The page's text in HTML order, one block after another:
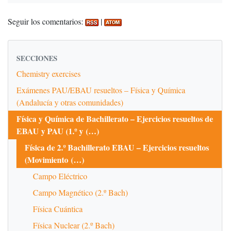
Seguir los comentarios: |
SECCIONES
Chemistry exercises
Exámenes PAU/EBAU resueltos – Física y Química
(Andalucía y otras comunidades)
Física y Química de Bachillerato – Ejercicios resueltos de
EBAU y PAU (1.º y (…)
Física de 2.º Bachillerato EBAU – Ejercicios resueltos
(Movimiento (…)
Campo Eléctrico
Campo Magnético (2.º Bach)
Física Cuántica
Física Nuclear (2.º Bach)